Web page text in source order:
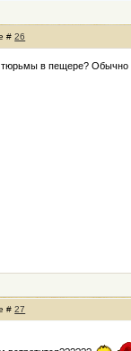
#26
тюрьмы в пещере?
#27